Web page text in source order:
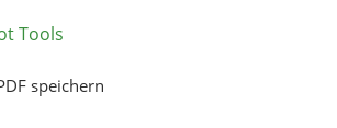
Tools
speichern